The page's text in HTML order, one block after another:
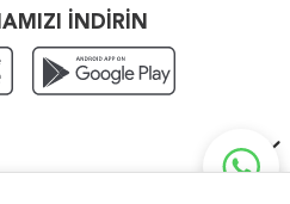
İNDİRİN